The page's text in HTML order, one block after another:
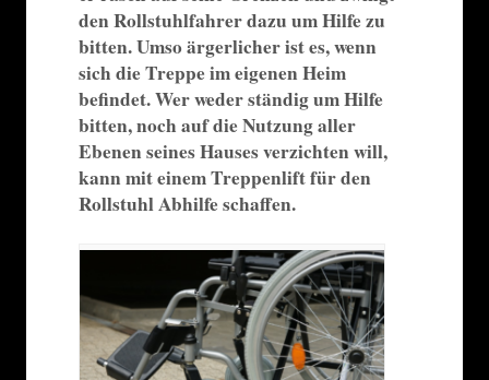
den Rollstuhlfahrer dazu um Hilfe zu
bitten. Umso ärgerlicher ist es, wenn
sich die Treppe im eigenen Heim
befindet. Wer weder ständig um Hilfe
bitten, noch auf die Nutzung aller
Ebenen seines Hauses verzichten will,
kann mit einem Treppenlift für den
Rollstuhl Abhilfe schaffen.